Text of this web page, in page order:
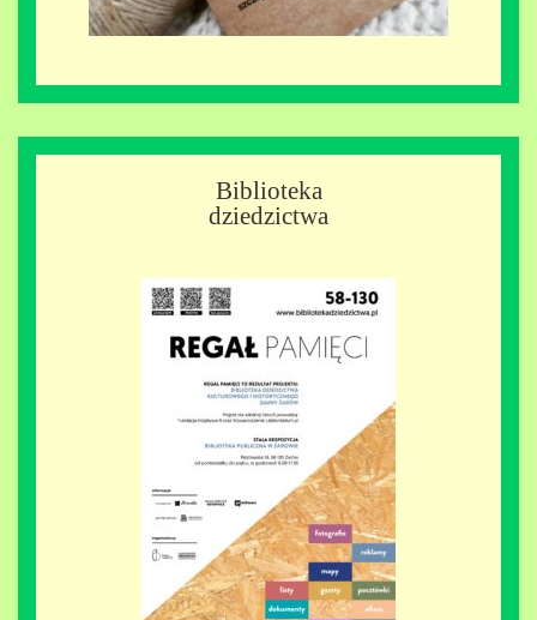
Biblioteka
dziedzictwa